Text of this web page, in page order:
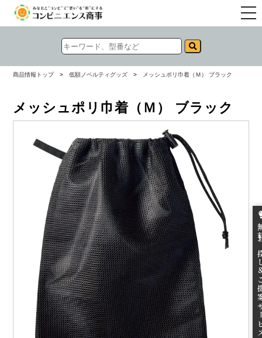
無
ご
商品情報トップ > 低額ノベルティグッズ > メッシュポリ巾着（Ｍ） ブラック
メッシュポリ巾着（Ｍ） ブラック